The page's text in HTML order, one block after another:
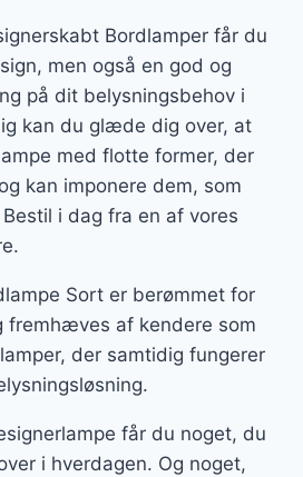
Bordlamper får du
men også en god og
på dit belysningsbehov i
kan du glæde dig over, at
med flotte former, der
kan imponere dem, som
i dag fra en af vores
Sort er berømmet for
fremhæves af kendere som
der samtidig fungerer
får du noget, du
i hverdagen. Og noget,